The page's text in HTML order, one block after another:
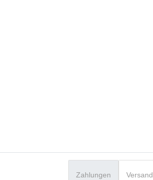
Zahlungen Versand